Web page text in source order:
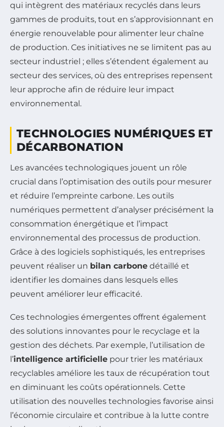
qui intègrent des matériaux recyclés dans leurs
gammes de produits, tout en s’approvisionnant en
énergie renouvelable pour alimenter leur chaîne
de production. Ces initiatives ne se limitent pas au
secteur industriel ; elles s’étendent également au
secteur des services, où des entreprises repensent
leur approche afin de réduire leur impact
environnemental.
TECHNOLOGIES NUMÉRIQUES ET
DÉCARBONATION
Les avancées technologiques jouent un rôle
crucial dans l’optimisation des outils pour mesurer
et réduire l’empreinte carbone. Les outils
numériques permettent d’analyser précisément la
consommation énergétique et l’impact
environnemental des processus de production.
Grâce à des logiciels sophistiqués, les entreprises
peuvent réaliser un bilan carbone détaillé et
identifier les domaines dans lesquels elles
peuvent améliorer leur efficacité.
Ces technologies émergentes offrent également
des solutions innovantes pour le recyclage et la
gestion des déchets. Par exemple, l’utilisation de
l’intelligence artificielle pour trier les matériaux
recyclables améliore les taux de récupération tout
en diminuant les coûts opérationnels. Cette
utilisation des nouvelles technologies favorise ainsi
l’économie circulaire et contribue à la lutte contre